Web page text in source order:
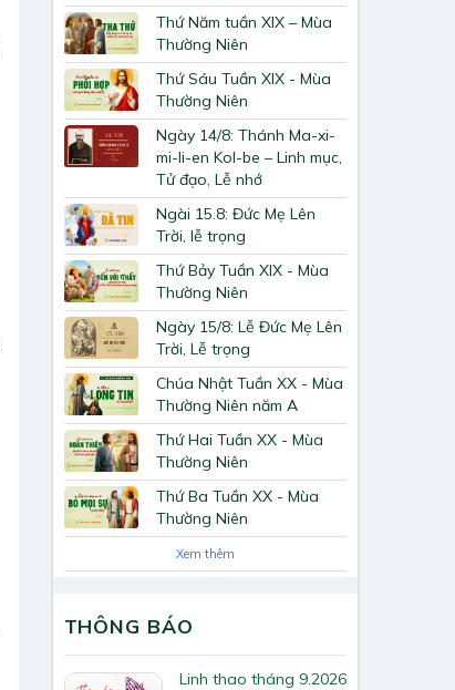
Thứ Năm tuần XIX – Mùa
Thường Niên
Thứ Sáu Tuần XIX - Mùa
Thường Niên
Ngày 14/8: Thánh Ma-xi-
mi-li-en Kol-be – Linh mục,
Tử đạo, Lễ nhớ
Ngài 15.8: Đức Mẹ Lên
Trời, lễ trọng
Thứ Bảy Tuần XIX - Mùa
Thường Niên
Ngày 15/8: Lễ Đức Mẹ Lên
Trời, Lễ trọng
Chúa Nhật Tuần XX - Mùa
Thường Niên năm A
Thứ Hai Tuần XX - Mùa
Thường Niên
Thứ Ba Tuần XX - Mùa
Thường Niên
Xem thêm
THÔNG BÁO
Linh thao tháng 9.2026